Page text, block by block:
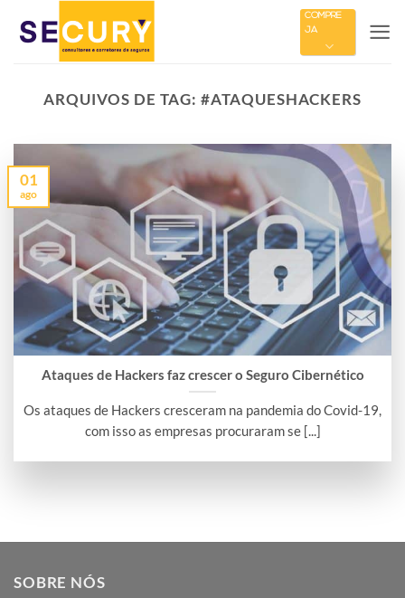
COMPRE
JÁ
ARQUIVOS DE TAG: #ATAQUESHACKERS
Ataques de Hackers faz crescer o Seguro Cibernético
Os ataques de Hackers cresceram na pandemia do Covid-19,
com isso as empresas procuraram se [...]
01
ago
SOBRE NÓS